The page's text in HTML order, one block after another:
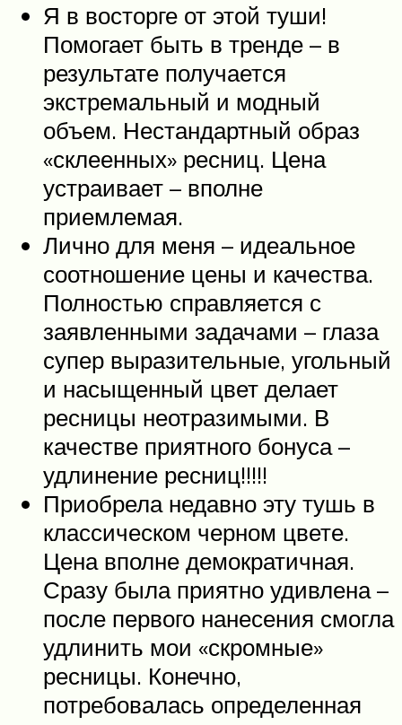
Я в восторге от этой туши!
Помогает быть в тренде – в
результате получается
экстремальный и модный
объем. Нестандартный образ
«склеенных» ресниц. Цена
устраивает – вполне
приемлемая.
Лично для меня – идеальное
соотношение цены и качества.
Полностью справляется с
заявленными задачами – глаза
супер выразительные, угольный
и насыщенный цвет делает
ресницы неотразимыми. В
качестве приятного бонуса –
удлинение ресниц!!!!!
Приобрела недавно эту тушь в
классическом черном цвете.
Цена вполне демократичная.
Сразу была приятно удивлена –
после первого нанесения смогла
удлинить мои «скромные»
ресницы. Конечно,
потребовалась определенная